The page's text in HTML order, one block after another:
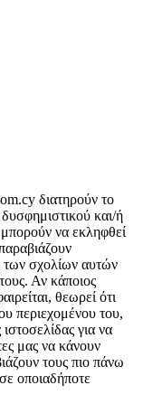
διατηρούν το
και/ή
να εκληφθεί
των σχολίων αυτών
Αν κάποιος
θεωρεί ότι
περιεχομένου του,
για να
μας να κάνουν
τους πιο πάνω
οποιαδήποτε